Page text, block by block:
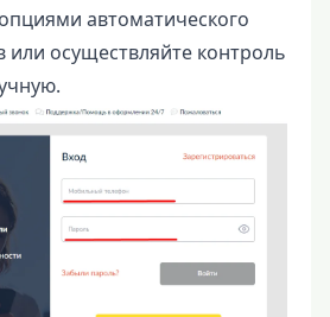
автоматического
или осуществляйте контроль